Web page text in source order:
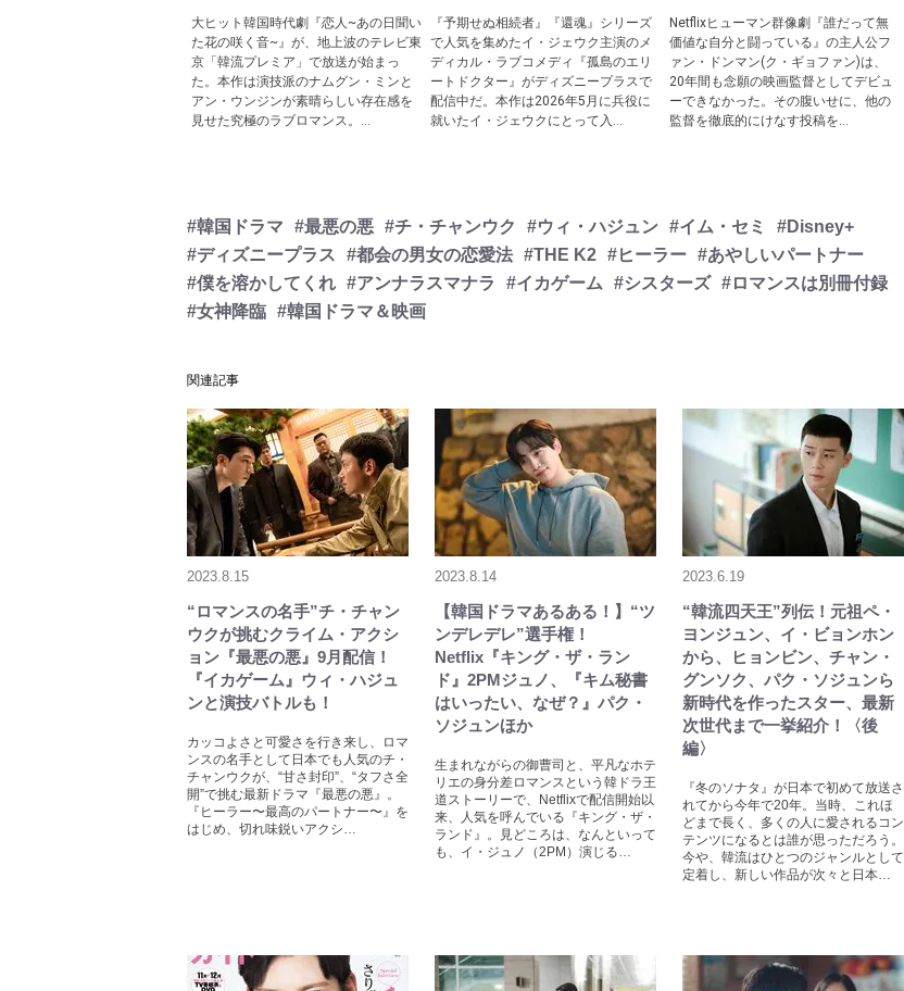
大ヒット韓国時代劇『恋人~あの日聞い
た花の咲く音~』が、地上波のテレビ東
京「韓流プレミア」で放送が始まっ
た。本作は演技派のナムグン・ミンと
アン・ウンジンが素晴らしい存在感を
見せた究極のラブロマンス。...
『予期せぬ相続者』『還魂』シリーズ
で人気を集めたイ・ジェウク主演のメ
ディカル・ラブコメディ『孤島のエリ
ートドクター』がディズニープラスで
配信中だ。本作は2026年5月に兵役に
就いたイ・ジェウクにとって入...
Netflixヒューマン群像劇『誰だって無
価値な自分と闘っている』の主人公フ
ァン・ドンマン(ク・ギョファン)は、
20年間も念願の映画監督としてデビュ
ーできなかった。その腹いせに、他の
監督を徹底的にけなす投稿を...
#韓国ドラマ #最悪の悪 #チ・チャンウク #ウィ・ハジュン #イム・セミ
#Disney+
#ディズニープラス
#都会の男女の恋愛法 #THE K2 #ヒーラー #あやしいパートナー
#僕を溶かしてくれ #アンナラスマナラ #イカゲーム #シスターズ #ロマンスは別冊付録
#女神降臨 #韓国ドラマ＆映画
関連記事
2023.8.15
“ロマンスの名手”チ・チャン
ウクが挑むクライム・アクシ
ョン『最悪の悪』9月配信！
『イカゲーム』ウィ・ハジュ
ンと演技バトルも！
カッコよさと可愛さを行き来し、ロマ
ンスの名手として日本でも人気のチ・
チャンウクが、“甘さ封印”、“タフさ全
開”で挑む最新ドラマ『最悪の悪』。
『ヒーラー〜最高のパートナー〜』を
はじめ、切れ味鋭いアクシ…
2023.8.14
【韓国ドラマあるある！】“ツ
ンデレデレ”選手権！
Netflix『キング・ザ・ラン
ド』2PMジュノ、『キム秘書
はいったい、なぜ？』パク・
ソジュンほか
生まれながらの御曹司と、平凡なホテ
リエの身分差ロマンスという韓ドラ王
道ストーリーで、Netflixで配信開始以
来、人気を呼んでいる『キング・ザ・
ランド』。見どころは、なんといって
も、イ・ジュノ（2PM）演じる…
2023.6.19
“韓流四天王”列伝！元祖ペ・
ヨンジュン、イ・ビョンホン
から、ヒョンビン、チャン・
グンソク、パク・ソジュンら
新時代を作ったスター、最新
次世代まで一挙紹介！〈後
編〉
『冬のソナタ』が日本で初めて放送さ
れてから今年で20年。当時、これほ
どまで長く、多くの人に愛されるコン
テンツになるとは誰が思っただろう。
今や、韓流はひとつのジャンルとして
定着し、新しい作品が次々と日本…